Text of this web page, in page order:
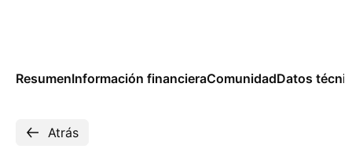
ResumenInformación financieraComunidadDatos
Atrás